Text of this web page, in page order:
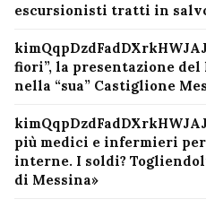
escursionisti tratti in
fiori”, la presentazione
nella “sua” Castiglione
più medici e infermieri
interne. I soldi?
di Messina»